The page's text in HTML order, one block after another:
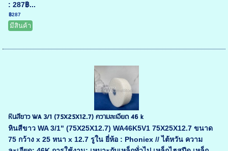
: 287฿...
฿287
มีสินค้า
หินสีขาว WA 3/1 (75X25X12.7) ความละเอียด 46 k
หินสีขาว WA 3/1" (75X25X12.7) WA46K5V1 75X25X12.7 ขนาด
75 กว้าง x 25 หนา x 12.7 รูใน ยี่ห้อ : Phoniex // ไต้หวัน ความ